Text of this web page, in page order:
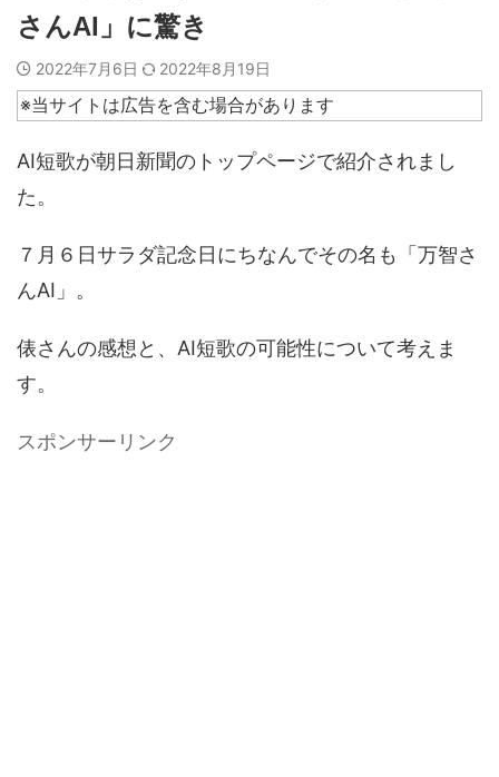
さんAI」に驚き
2022年7月6日 2022年8月19日
※当サイトは広告を含む場合があります
AI短歌が朝日新聞のトップページで紹介されまし
た。
７月６日サラダ記念日にちなんでその名も「万智さ
んAI」。
俵さんの感想と、AI短歌の可能性について考えま
す。
スポンサーリンク